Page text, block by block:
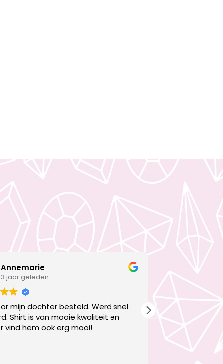
Annemarie
3 jaar geleden
mijn dochter besteld. Werd snel
Shirt is van mooie kwaliteit en
vind hem ook erg mooi!
3 jaar
Super blij met
zoontje.
Je ziet dat er
gehele
de afwerking
halen en
Lees verder